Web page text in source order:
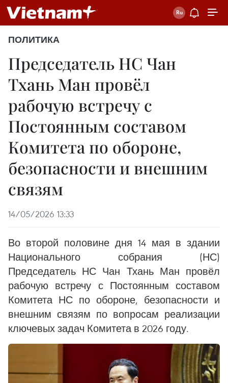
ПОЛИТИКА
Председатель НС Чан
Тхань Ман провёл
рабочую встречу с
Постоянным составом
Комитета по обороне,
безопасности и внешним
связям
14/05/2026 13:33
Во второй половине дня 14 мая в здании
Национального собрания (НС)
Председатель НС Чан Тхань Ман провёл
рабочую встречу с Постоянным составом
Комитета НС по обороне, безопасности и
внешним связям по вопросам реализации
ключевых задач Комитета в 2026 году.